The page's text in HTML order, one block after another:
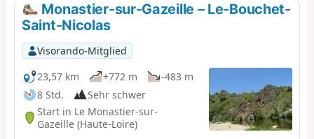
Monastier-sur-Gazeille – Le-Bouchet-
Saint-Nicolas
Visorando-Mitglied
23,57 km
+772 m
-483 m
8 Std.
Sehr schwer
Start in Le Monastier-sur-
Gazeille (Haute-Loire)